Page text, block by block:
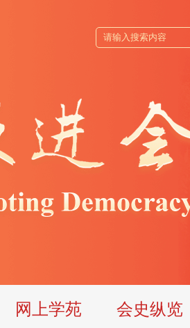
网上学苑 会史纵览